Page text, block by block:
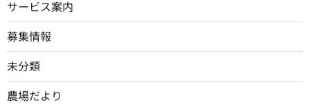
サービス案内
募集情報
未分類
農場だより